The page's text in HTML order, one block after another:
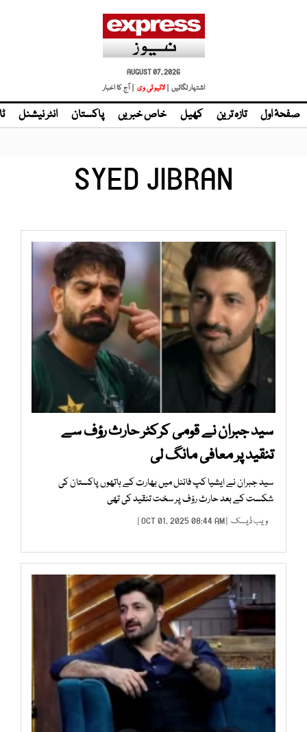
AUGUST 07, 2026
اشتہار لگائیں |
| آج کا اخبار
صفحۂ اول تازہ ترین کھیل خاص خبریں پاکستان انٹر نیشنل
SYED JIBRAN
سید جبران نے قومی کرکٹر حارث رؤف سے
تنقید پر معافی مانگ لی
سید جبران نے ایشیا کپ فائنل میں بھارت کے ہاتھوں پاکستان کی
شکست کے بعد حارث رؤف پر سخت تنقید کی تھی
ویب ڈیسک | OCT 01, 2025 08:44 AM |